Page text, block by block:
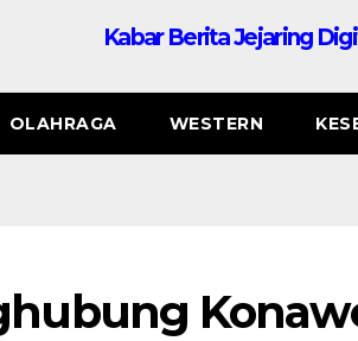
Kabar Berita Jejaring
OLAHRAGA WESTERN